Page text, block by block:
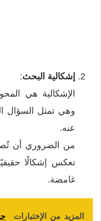
إشكالية البحث:
الإشكالية هي
وهي تمثل السؤال
عنه.
من الضروري أن
تعكس إشكالًا
غامضة.
المزيد من الإختبارات